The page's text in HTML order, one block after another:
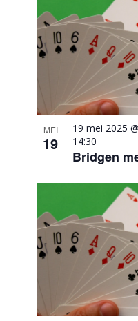
MEI
19
Bridgen
19 mei 2025
14:30